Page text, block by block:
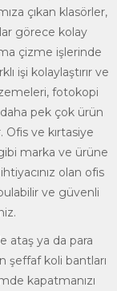
çıkan klasörler,
görece kolay
çizme işlerinde
işi kolaylaştırır ve
fotokopi
pek çok ürün
Ofis ve kırtasiye
marka ve ürüne
olan ofis
ve güvenli
ataş ya da para
şeffaf koli bantları
kapatmanızı